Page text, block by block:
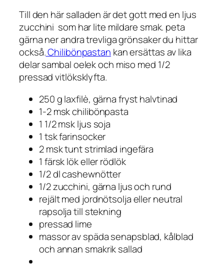
Till den här salladen är det gott med en ljus
zucchini som har lite mildare smak. peta
gärna ner andra trevliga grönsaker du hittar
också.Chilibönpastan kan ersättas av lika
delar sambal oelek och miso med 1/2
pressad vitlöksklyfta.
250 g laxfilè, gärna fryst halvtinad
1-2 msk chilibönpasta
1 1/2 msk ljus soja
1 tsk farinsocker
2 msk tunt strimlad ingefära
1 färsk lök eller rödlök
1/2 dl cashewnötter
1/2 zucchini, gärna ljus och rund
rejält med jordnötsolja eller neutral
rapsolja till stekning
pressad lime
massor av späda senapsblad, kålblad
och annan smakrik sallad